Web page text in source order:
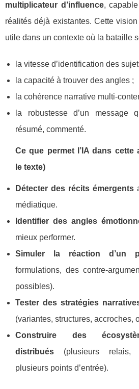
multiplicateur d’influence,
réalités déjà existantes. Cette
utile dans un contexte où la bataille
la vitesse d’identification des
la capacité à trouver des angles ;
la cohérence narrative multi-
la robustesse d’un message
résumé, commenté.
Ce que permet l’IA dans cette
le texte)
Détecter des récits émergents
médiatique.
Identifier des angles
mieux performer.
Simuler la réaction d’un
formulations, des contre-
possibles).
Tester des stratégies
(variantes, structures, accroches,
Construire des
distribués (plusieurs relais,
plusieurs points d’entrée).